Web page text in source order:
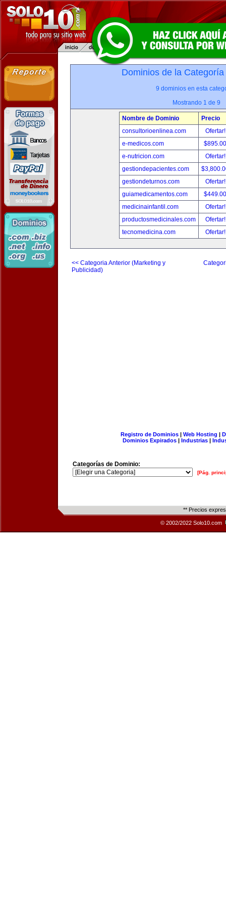
Dominios de la
9 dominios en esta
Mostrando 1 de 9
Nombre de Dominio
Precio
consultorioenlinea.com
e-medicos.com
e-nutricion.com
gestiondepacientes.com
gestiondeturnos.com
guiamedicamentos.com
medicinainfantil.com
productosmedicinales.com
tecnomedicina.com
<< Categoria Anterior (Marketing y
Publicidad)
Registro de Dominios| Web Hosting |
Dominios Expirados | Industrias |
Categorías de Dominio:
[Pág.
** Precios
© 2002/2022 Solo10.com